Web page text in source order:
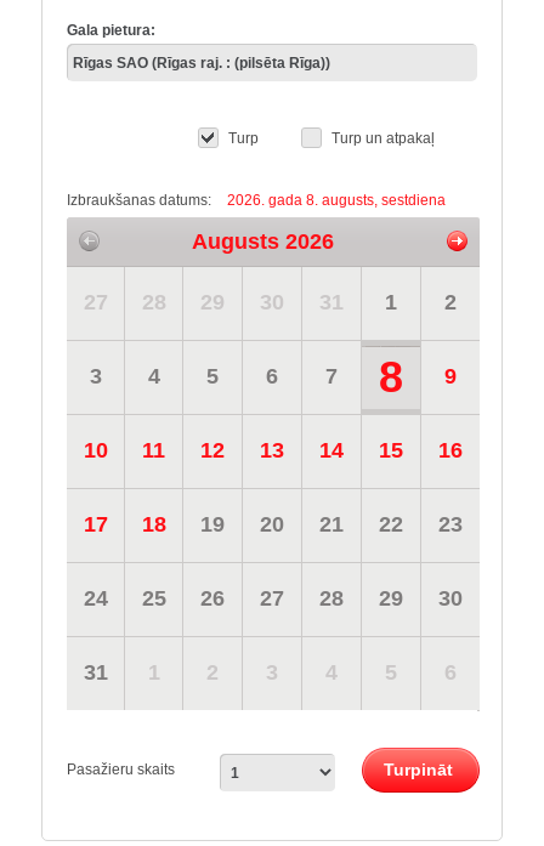
Gala pietura:
Turp Turp un atpakaļ
Izbraukšanas datums: 2026. gada 8. augusts, sestdiena
Augusts 2026
27 28 29 30 31 1 2
3 4 5 6 7 8 9
10 11 12 13 14 15 16
17 18 19 20 21 22 23
24 25 26 27 28 29 30
31 1 2 3 4 5 6
Pasažieru skaits Turpināt